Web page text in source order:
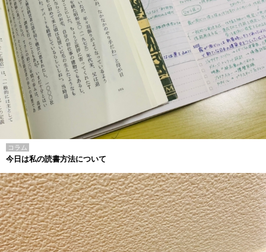
コラム
今日は私の読書方法について